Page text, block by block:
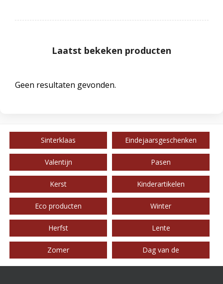
Laatst bekeken producten
Geen resultaten gevonden.
Sinterklaas Eindejaarsgeschenken
Valentijn Pasen
Kerst Kinderartikelen
Eco producten Winter
Herfst Lente
Zomer Dag van de